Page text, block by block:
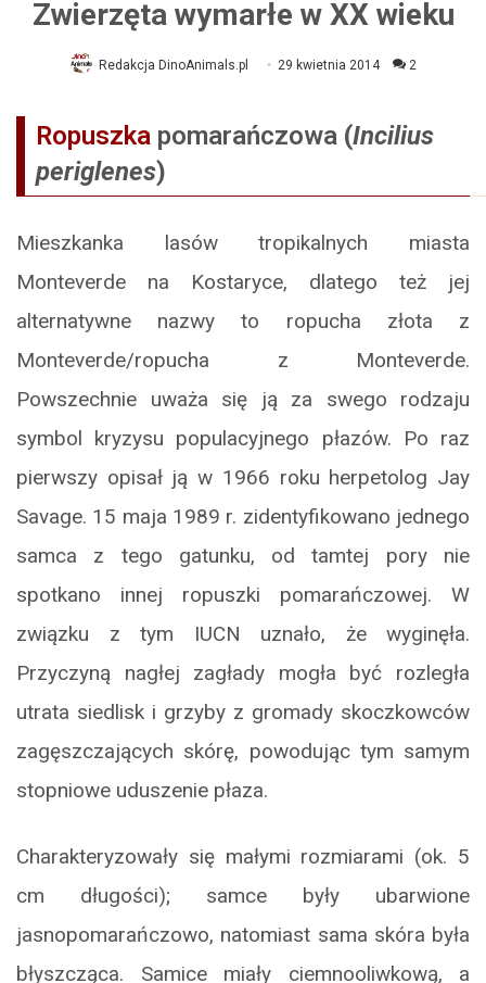
Zwierzęta wymarłe w XX wieku
Redakcja DinoAnimals.pl 29 kwietnia 2014 2
Ropuszka pomarańczowa (Incilius
periglenes)
Mieszkanka lasów tropikalnych miasta
Monteverde na Kostaryce, dlatego też jej
alternatywne nazwy to ropucha złota z
Monteverde/ropucha z Monteverde.
Powszechnie uważa się ją za swego rodzaju
symbol kryzysu populacyjnego płazów. Po raz
pierwszy opisał ją w 1966 roku herpetolog Jay
Savage. 15 maja 1989 r. zidentyfikowano jednego
samca z tego gatunku, od tamtej pory nie
spotkano innej ropuszki pomarańczowej. W
związku z tym IUCN uznało, że wyginęła.
Przyczyną nagłej zagłady mogła być rozległa
utrata siedlisk i grzyby z gromady skoczkowców
zagęszczających skórę, powodując tym samym
stopniowe uduszenie płaza.
Charakteryzowały się małymi rozmiarami (ok. 5
cm długości); samce były ubarwione
jasnopomarańczowo, natomiast sama skóra była
błyszcząca. Samice miały ciemnooliwkową, a